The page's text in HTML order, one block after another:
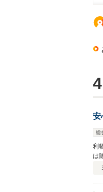
4
安
総
利
は